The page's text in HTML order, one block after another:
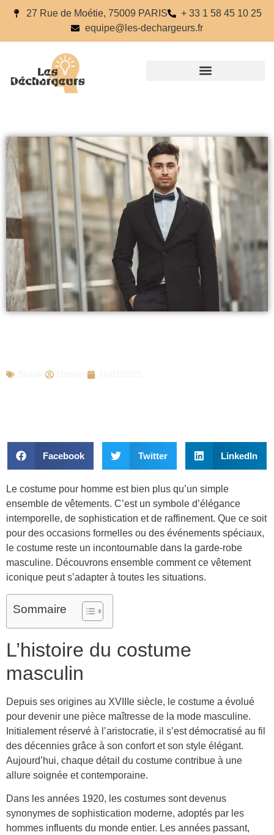
27 Rue de Moétie, 75009 PARIS
+ 33 1 58 45 10 25
equipe@les-dechargeurs.fr
Facebook Twitter LinkedIn
Le costume pour homme est bien plus qu’un simple
ensemble de vêtements. C’est un symbole d’élégance
intemporelle, de sophistication et de raffinement. Que ce soit
pour des occasions formelles ou des événements spéciaux,
le costume reste un incontournable dans la garde-robe
masculine. Découvrons ensemble comment ce vêtement
iconique peut s’adapter à toutes les situations.
Sommaire
L’histoire du costume
masculin
Depuis ses origines au XVIIIe siècle, le costume a évolué
pour devenir une pièce maîtresse de la mode masculine.
Initialement réservé à l’aristocratie, il s’est démocratisé au fil
des décennies grâce à son confort et son style élégant.
Aujourd’hui, chaque détail du costume contribue à une
allure soignée et contemporaine.
Dans les années 1920, les costumes sont devenus
synonymes de sophistication moderne, adoptés par les
hommes influents du monde entier. Les années passant,